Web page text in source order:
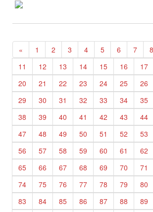
« 1 2 3 4 5 6 7 8
11
12 13 14 15 16 17
20
21 22 23 24 25 26
29
30 31 32 33 34 35
38
39 40 41 42 43 44
47
48 49 50 51 52 53
56
57 58 59 60 61 62
65
66 67 68 69 70 71
74
75 76 77 78 79 80
83
84 85 86 87 88 89